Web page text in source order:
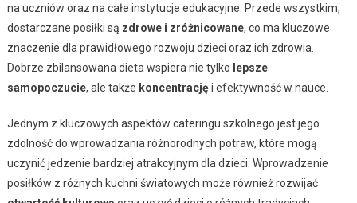
na uczniów oraz na całe instytucje edukacyjne. Przede wszystkim,
dostarczane posiłki są zdrowe i zróżnicowane, co ma kluczowe
znaczenie dla prawidłowego rozwoju dzieci oraz ich zdrowia.
Dobrze zbilansowana dieta wspiera nie tylko lepsze
samopoczucie, ale także koncentracjęi efektywność w nauce.
Jednym z kluczowych aspektów cateringu szkolnego jest jego
zdolność do wprowadzania różnorodnych potraw, które mogą
uczynić jedzenie bardziej atrakcyjnym dla dzieci. Wprowadzenie
posiłków z różnych kuchni światowych może również rozwijać